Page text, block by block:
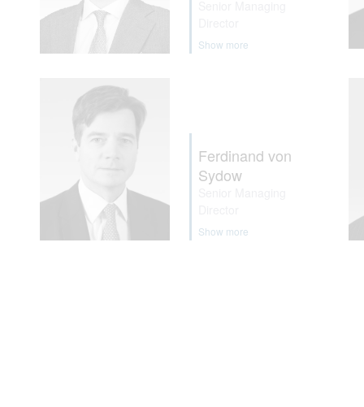
Show more
Ferdinand von
Sydow
Show more